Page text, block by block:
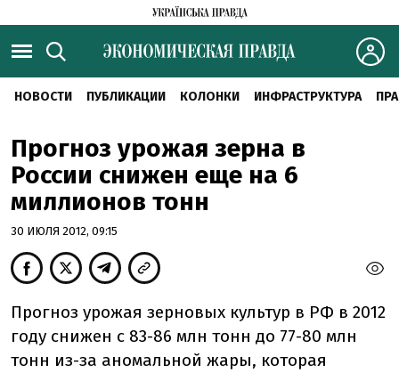
НОВОСТИ ПУБЛИКАЦИИ КОЛОНКИ ИНФРАСТРУКТУРА
Прогноз урожая зерна в
России снижен еще на 6
миллионов тонн
30 ИЮЛЯ 2012, 09:15
Прогноз урожая зерновых культур в РФ в 2012
году снижен с 83-86 млн тонн до 77-80 млн
тонн из-за аномальной жары, которая